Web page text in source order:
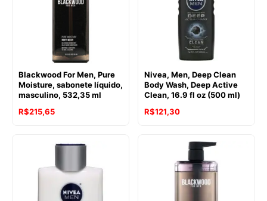
Blackwood For Men, Pure
Moisture, sabonete líquido,
masculino, 532,35 ml
R$215,65
Nivea, Men, Deep Clean
Body Wash, Deep Active
Clean, 16.9 fl oz (500 ml)
R$121,30